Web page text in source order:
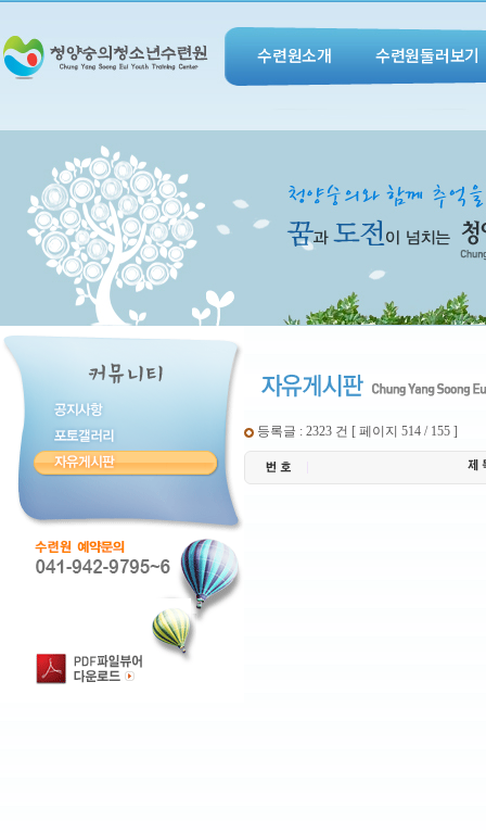
수련원소개 수련원둘러보기
등록글 : 2323 건 [ 페이지 514 / 155 ]